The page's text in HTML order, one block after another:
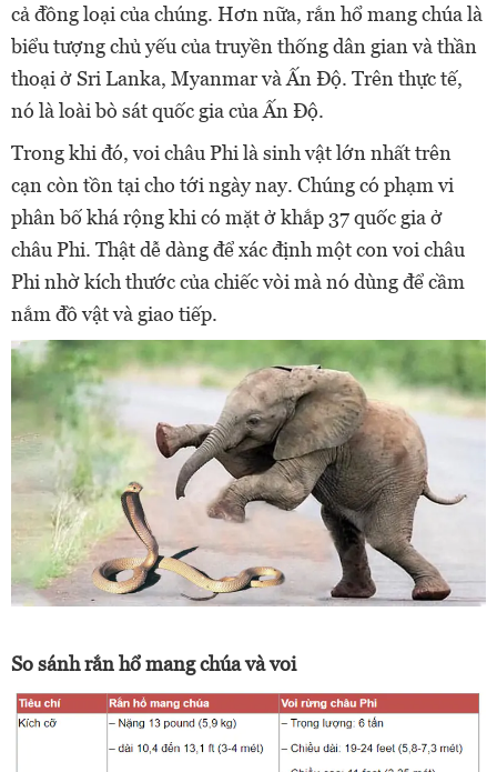
cả đồng loại của chúng. Hơn nữa, rắn hổ mang chúa là
biểu tượng chủ yếu của truyền thống dân gian và thần
thoại ở Sri Lanka, Myanmar và Ấn Độ. Trên thực tế,
nó là loài bò sát quốc gia của Ấn Độ.
Trong khi đó, voi châu Phi là sinh vật lớn nhất trên
cạn còn tồn tại cho tới ngày nay. Chúng có phạm vi
phân bố khá rộng khi có mặt ở khắp 37 quốc gia ở
châu Phi. Thật dễ dàng để xác định một con voi châu
Phi nhờ kích thước của chiếc vòi mà nó dùng để cầm
nắm đồ vật và giao tiếp.
So sánh rắn hổ mang chúa và voi